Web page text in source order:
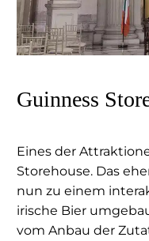
Guinness
Eines der
Storehouse. Das
nun zu einem
irische Bier
vom Anbau der